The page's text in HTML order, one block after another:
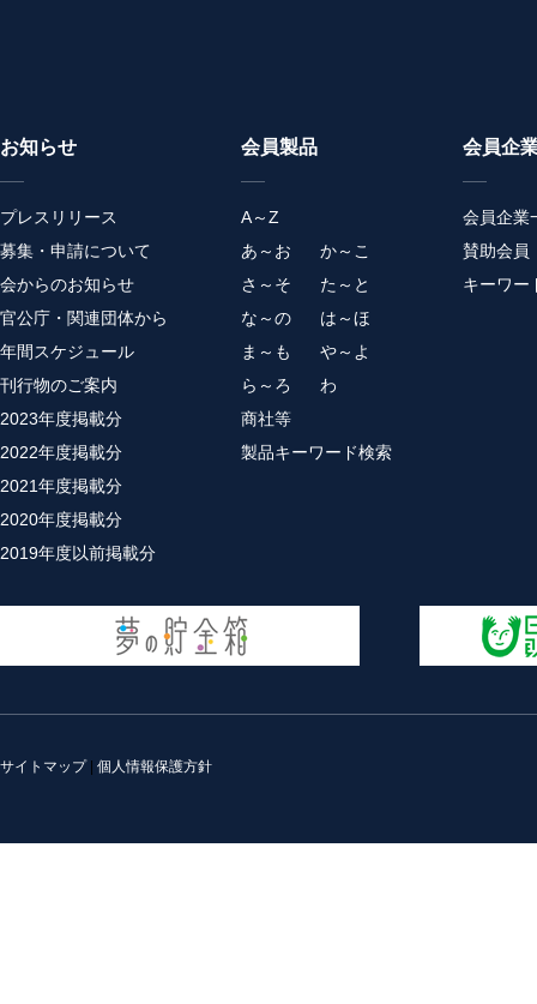
お知らせ
プレスリリース
募集・申請について
会からのお知らせ
官公庁・関連団体から
年間スケジュール
刊行物のご案内
2023年度掲載分
2022年度掲載分
2021年度掲載分
2020年度掲載分
2019年度以前掲載分
会員製品
A～Z
あ～お
か～こ
さ～そ
た～と
な～の
は～ほ
ま～も
や～よ
ら～ろ
わ
商社等
製品キーワード検索
会員企
会員企業
賛助会員
キーワー
サイトマップ| 個人情報保護方針